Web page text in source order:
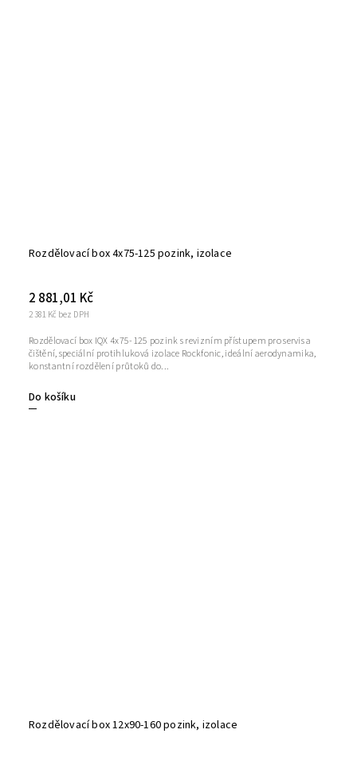
Rozdělovací box 4x75-125 pozink, izolace
2 381 Kč bez DPH
2 881,01 Kč
Do košíku
Rozdělovací box IQX 4x75-125 pozink s revizním přístupem pro servis a
čištění, speciální protihluková izolace Rockfonic, ideální aerodynamika,
konstantní rozdělení průtoků do...
Rozdělovací box 12x90-160 pozink, izolace